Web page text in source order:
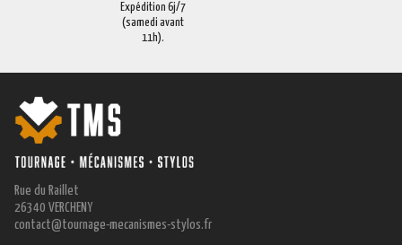
Expédition 6j/7
(samedi avant
11h).
Rue du Raillet
26340 VERCHENY
contact@tournage-mecanismes-stylos.fr